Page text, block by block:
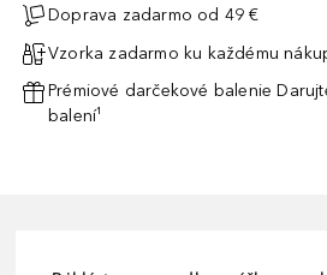
Doprava zadarmo od 49 €
Vzorka zadarmo ku každému
Prémiové darčekové balenie
balení¹